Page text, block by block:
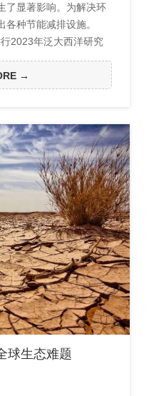
了显著影响。为解决环
种节能减排设施。
2023年泛大西洋研究
新成员加入该联盟。论
影响为重点的海洋科
两个领域，一是增加对
能力，加强对海洋生态
→
球生态难题